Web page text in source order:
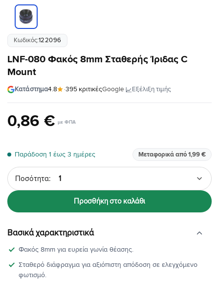
Κωδικός:122096
LNF-080 Φακός 8mm Σταθερής Ίριδας C
Mount
Κατάστημα4.8 ·395 κριτικέςGoogle· Εξέλιξη τιμής
0,86 €
Παράδοση 1 έως 3 ημέρες Μεταφορικά από 1,99 €
Ποσότητα
Προσθήκη στο καλάθι
Βασικά χαρακτηριστικά
Φακός 8mm για ευρεία γωνία θέασης.
Σταθερό διάφραγμα για αξιόπιστη απόδοση σε ελεγχόμενο
φωτισμό.